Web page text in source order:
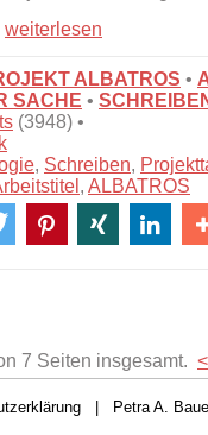
weiterlesen
ALBATROS •
SACHE •
(3948) •
, Schreiben,
, ALBATROS
7 Seiten insgesamt. <
| Petra A.